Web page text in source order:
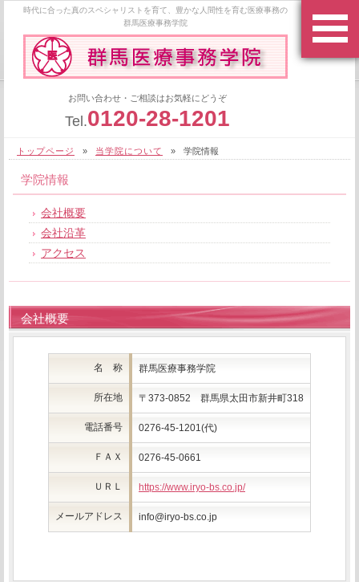
時代に合った真のスペシャリストを育て、豊かな人間性を育む医療事務の
群馬医療事務学院
お問い合わせ・ご相談はお気軽にどうぞ
Tel.0120-28-1201
トップページ » 当学院について » 学院情報
学院情報
会社概要
会社沿革
アクセス
会社概要
名 称 群馬医療事務学院
所在地 〒373-0852 群馬県太田市新井町318
電話番号 0276-45-1201(代)
ＦＡＸ 0276-45-0661
ＵＲＬ https://www.iryo-bs.co.jp/
メールアドレス info@iryo-bs.co.jp